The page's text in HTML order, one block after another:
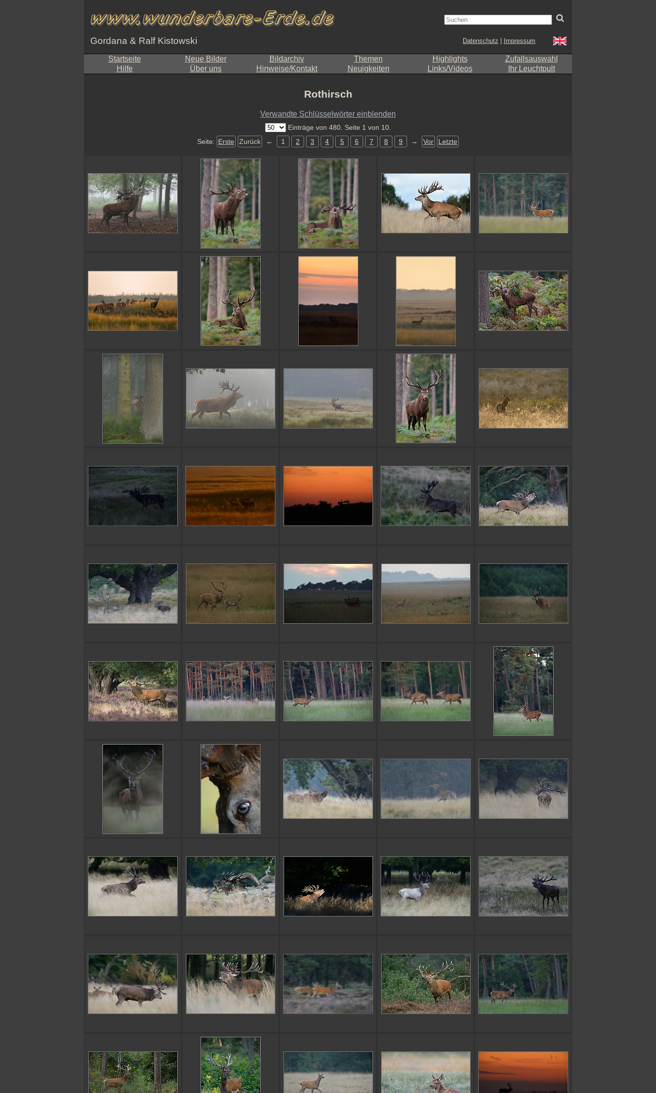
Gordana & Ralf Kistowski Datenschutz Impressum
Startseite Neue Bilder Bildarchiv Themen Highlights
Zufallsauswahl
Hilfe
Über uns Hinweise/Kontakt Neuigkeiten Links/Videos Ihr Leuchtpult
Rothirsch
Verwandte Schlüsselwörter einblenden
Einträge von 480. Seite 1 von 10.
Seite: Erste Zurück ← 1 2 3 4 5 6 7 8 9 → Vor Letzte